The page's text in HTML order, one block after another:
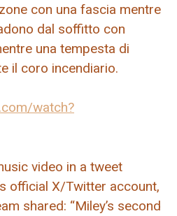
con una fascia mentre
dal soffitto con
una tempesta di
il coro incendiario.
watch?
video in a tweet
official X/Twitter account,
shared: “Miley’s second